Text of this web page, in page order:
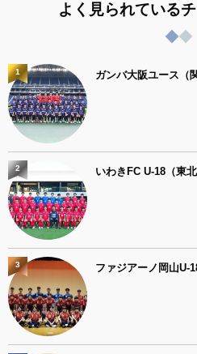
よく見られている
ガンバ大阪ユース（
1
いわきFC U-18（東
2
ファジアーノ岡山U-
3